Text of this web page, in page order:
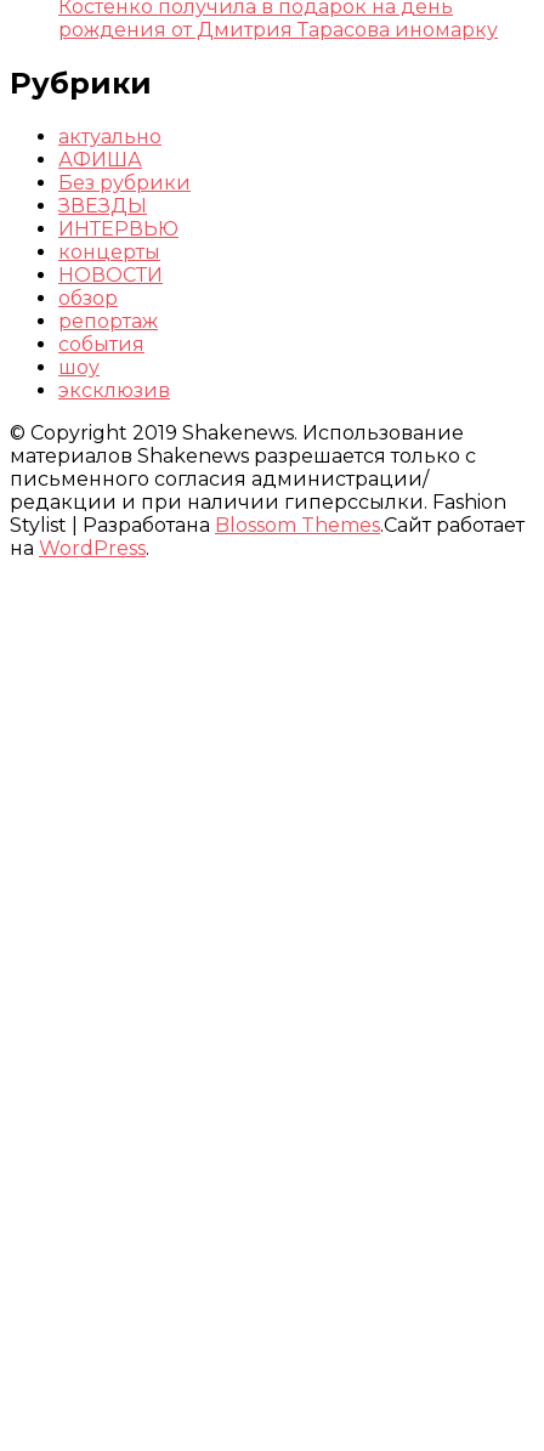
Костенко получила в подарок на день
рождения от Дмитрия Тарасова иномарку
Рубрики
актуально
АФИША
Без рубрики
ЗВЕЗДЫ
ИНТЕРВЬЮ
концерты
НОВОСТИ
обзор
репортаж
события
шоу
эксклюзив
© Copyright 2019 Shakenews. Использование
материалов Shakenews разрешается только с
письменного согласия администрации/
редакции и при наличии гиперссылки. Fashion
Stylist | Разработана Blossom Themes.Сайт работает
на WordPress.